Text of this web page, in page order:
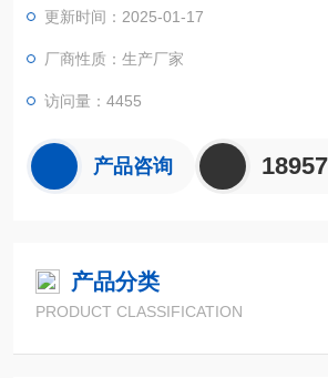
更新时间：2025-01-17
厂商性质：生产厂家
访问量：4455
产品咨询
产品分类
PRODUCT CLASSIFICATION